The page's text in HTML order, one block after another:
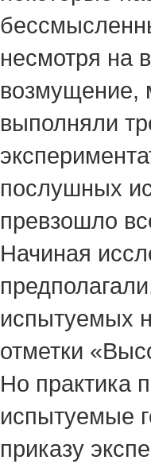
несмотря на
возмущение,
выполняли
послушных
превзошло
Начиная
испытуемых
отметки
Но практика
испытуемые
приказу